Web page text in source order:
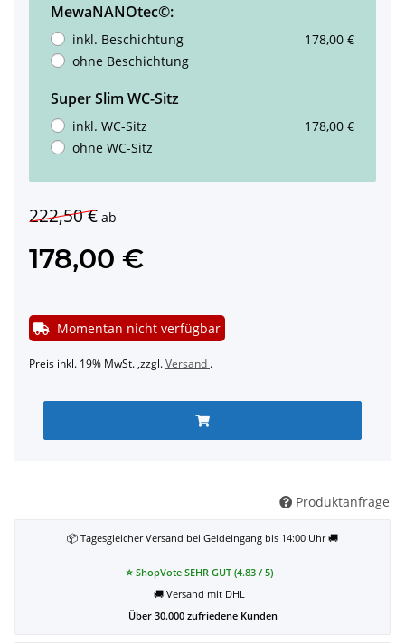
MewaNANOtec©:
inkl. Beschichtung
178,00 €
ohne Beschichtung
Super Slim WC-Sitz
inkl. WC-Sitz
178,00 €
ohne WC-Sitz
222,50 € ab
178,00 €
Momentan nicht verfügbar
Preis inkl. 19% MwSt. ,zzgl.Versand .
Produktanfrage
📦 Tagesgleicher Versand bei Geldeingang bis 14:00 Uhr 🚚
⭐ ShopVote SEHR GUT (4.83 / 5)
🚚 Versand mit DHL
Über 30.000 zufriedene Kunden